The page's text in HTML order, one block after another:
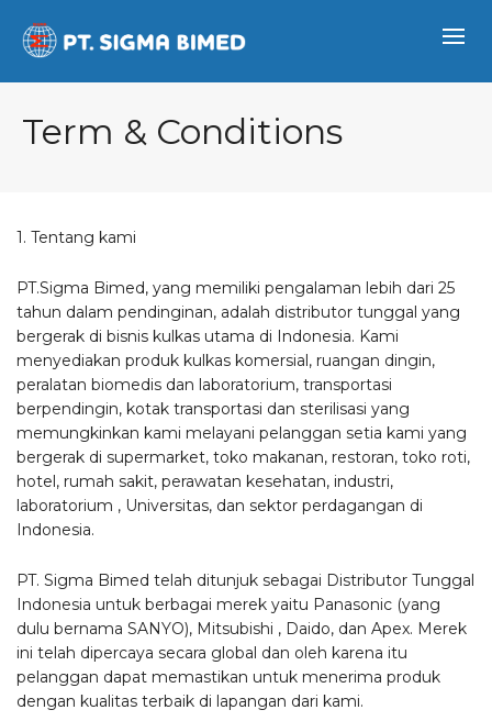
Term & Conditions
1. Tentang kami
PT.Sigma Bimed, yang memiliki pengalaman lebih dari 25
tahun dalam pendinginan, adalah distributor tunggal yang
bergerak di bisnis kulkas utama di Indonesia. Kami
menyediakan produk kulkas komersial, ruangan dingin,
peralatan biomedis dan laboratorium, transportasi
berpendingin, kotak transportasi dan sterilisasi yang
memungkinkan kami melayani pelanggan setia kami yang
bergerak di supermarket, toko makanan, restoran, toko roti,
hotel, rumah sakit, perawatan kesehatan, industri,
laboratorium , Universitas, dan sektor perdagangan di
Indonesia.
PT. Sigma Bimed telah ditunjuk sebagai Distributor Tunggal
Indonesia untuk berbagai merek yaitu Panasonic (yang
dulu bernama SANYO), Mitsubishi , Daido, dan Apex. Merek
ini telah dipercaya secara global dan oleh karena itu
pelanggan dapat memastikan untuk menerima produk
dengan kualitas terbaik di lapangan dari kami.